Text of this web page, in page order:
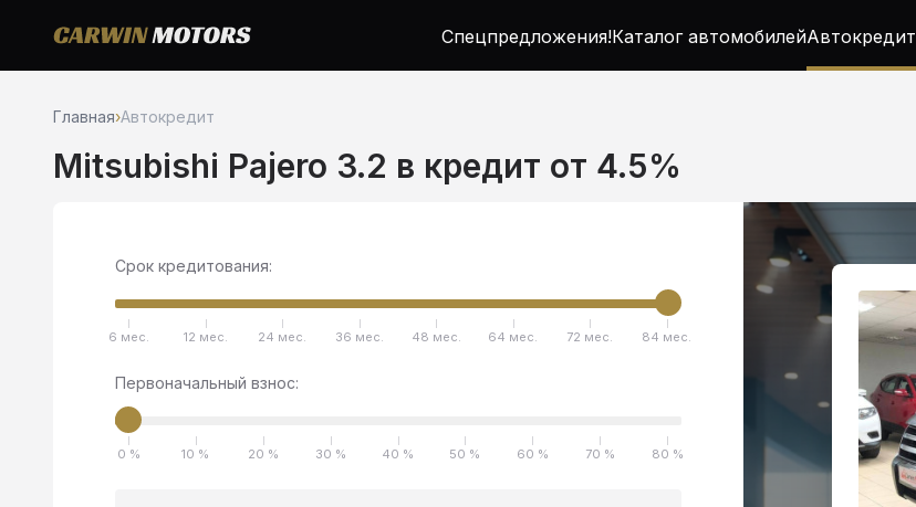
Спецпредложения!Каталог автомобилейАвтокредит
Главная›Автокредит
Mitsubishi Pajero 3.2 в кредит от 4.5%
Срок кредитования:
6 мес. 12 мес. 24 мес. 36 мес. 48 мес. 64 мес. 72 мес. 84 мес.
Первоначальный взнос:
0 % 10 % 20 % 30 % 40 % 50 % 60 % 70 % 80 %